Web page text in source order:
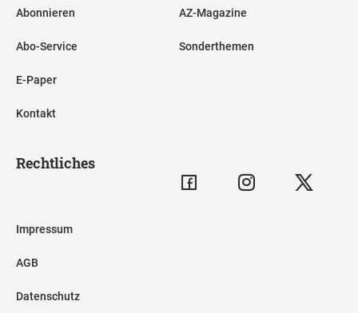
Abonnieren
Abo-Service
E-Paper
Kontakt
AZ-Magazine
Sonderthemen
Rechtliches
Impressum
AGB
Datenschutz